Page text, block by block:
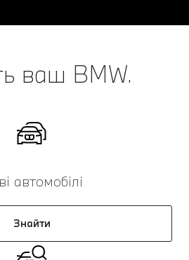
ваш BMW.
автомобілі
Знайти